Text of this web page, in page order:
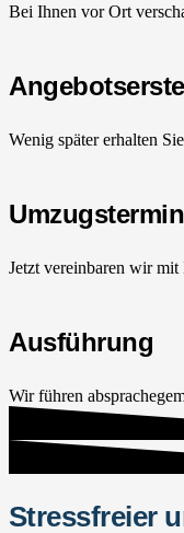
Bei Ihnen vor Ort
Wenig später erhalten
Umzugstermin
Jetzt vereinbaren wir
Ausführung
Wir führen
Stressfreier